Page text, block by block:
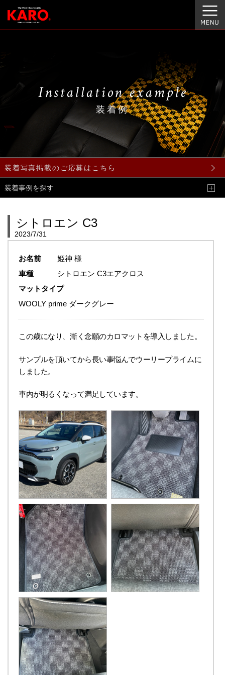
Installation example
装着例
装着写真掲載のご応募はこちら
装着事例を探す
シトロエン C3
2023/7/31
お名前
姫神 様
車種
シトロエン C3エアクロス
マットタイプ
WOOLY prime ダークグレー
この歳になり、漸く念願のカロマットを導入しました。
サンプルを頂いてから長い事悩んでウーリープライムに
しました。
車内が明るくなって満足しています。